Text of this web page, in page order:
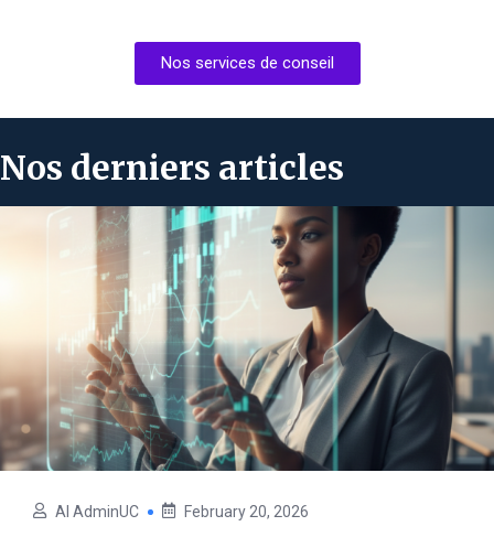
Nos services de conseil
Nos derniers articles
AI AdminUC February 20, 2026